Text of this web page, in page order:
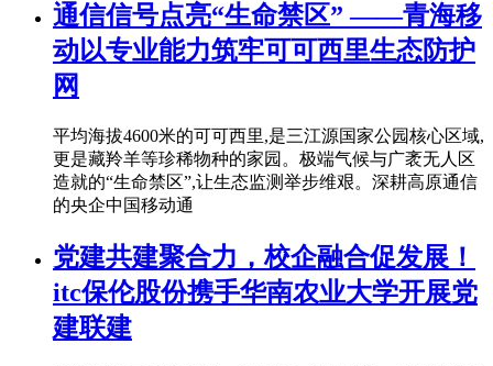
通信信号点亮“生命禁区” ——青海移
动以专业能力筑牢可可西里生态防护
网
平均海拔4600米的可可西里,是三江源国家公园核心区域,
更是藏羚羊等珍稀物种的家园。极端气候与广袤无人区
造就的“生命禁区”,让生态监测举步维艰。深耕高原通信
的央企中国移动通
党建共建聚合力，校企融合促发展！
itc保伦股份携手华南农业大学开展党
建联建